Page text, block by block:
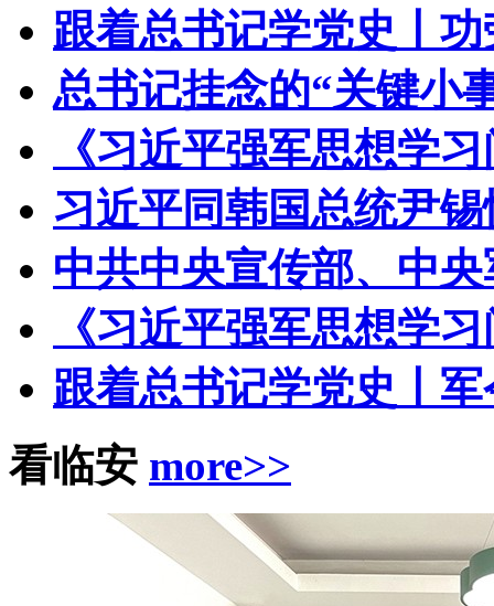
跟着总书记学党史丨功
总书记挂念的“关键小
《习近平强军思想学
习近平同韩国总统尹
中共中央宣传部、中
《习近平强军思想学
跟着总书记学党史丨军
看临安 more>>